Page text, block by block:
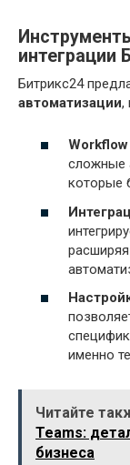
интеграции
Битрикс24
автоматизации,
сложные
которые
именно
Читайте
Teams:
бизнеса